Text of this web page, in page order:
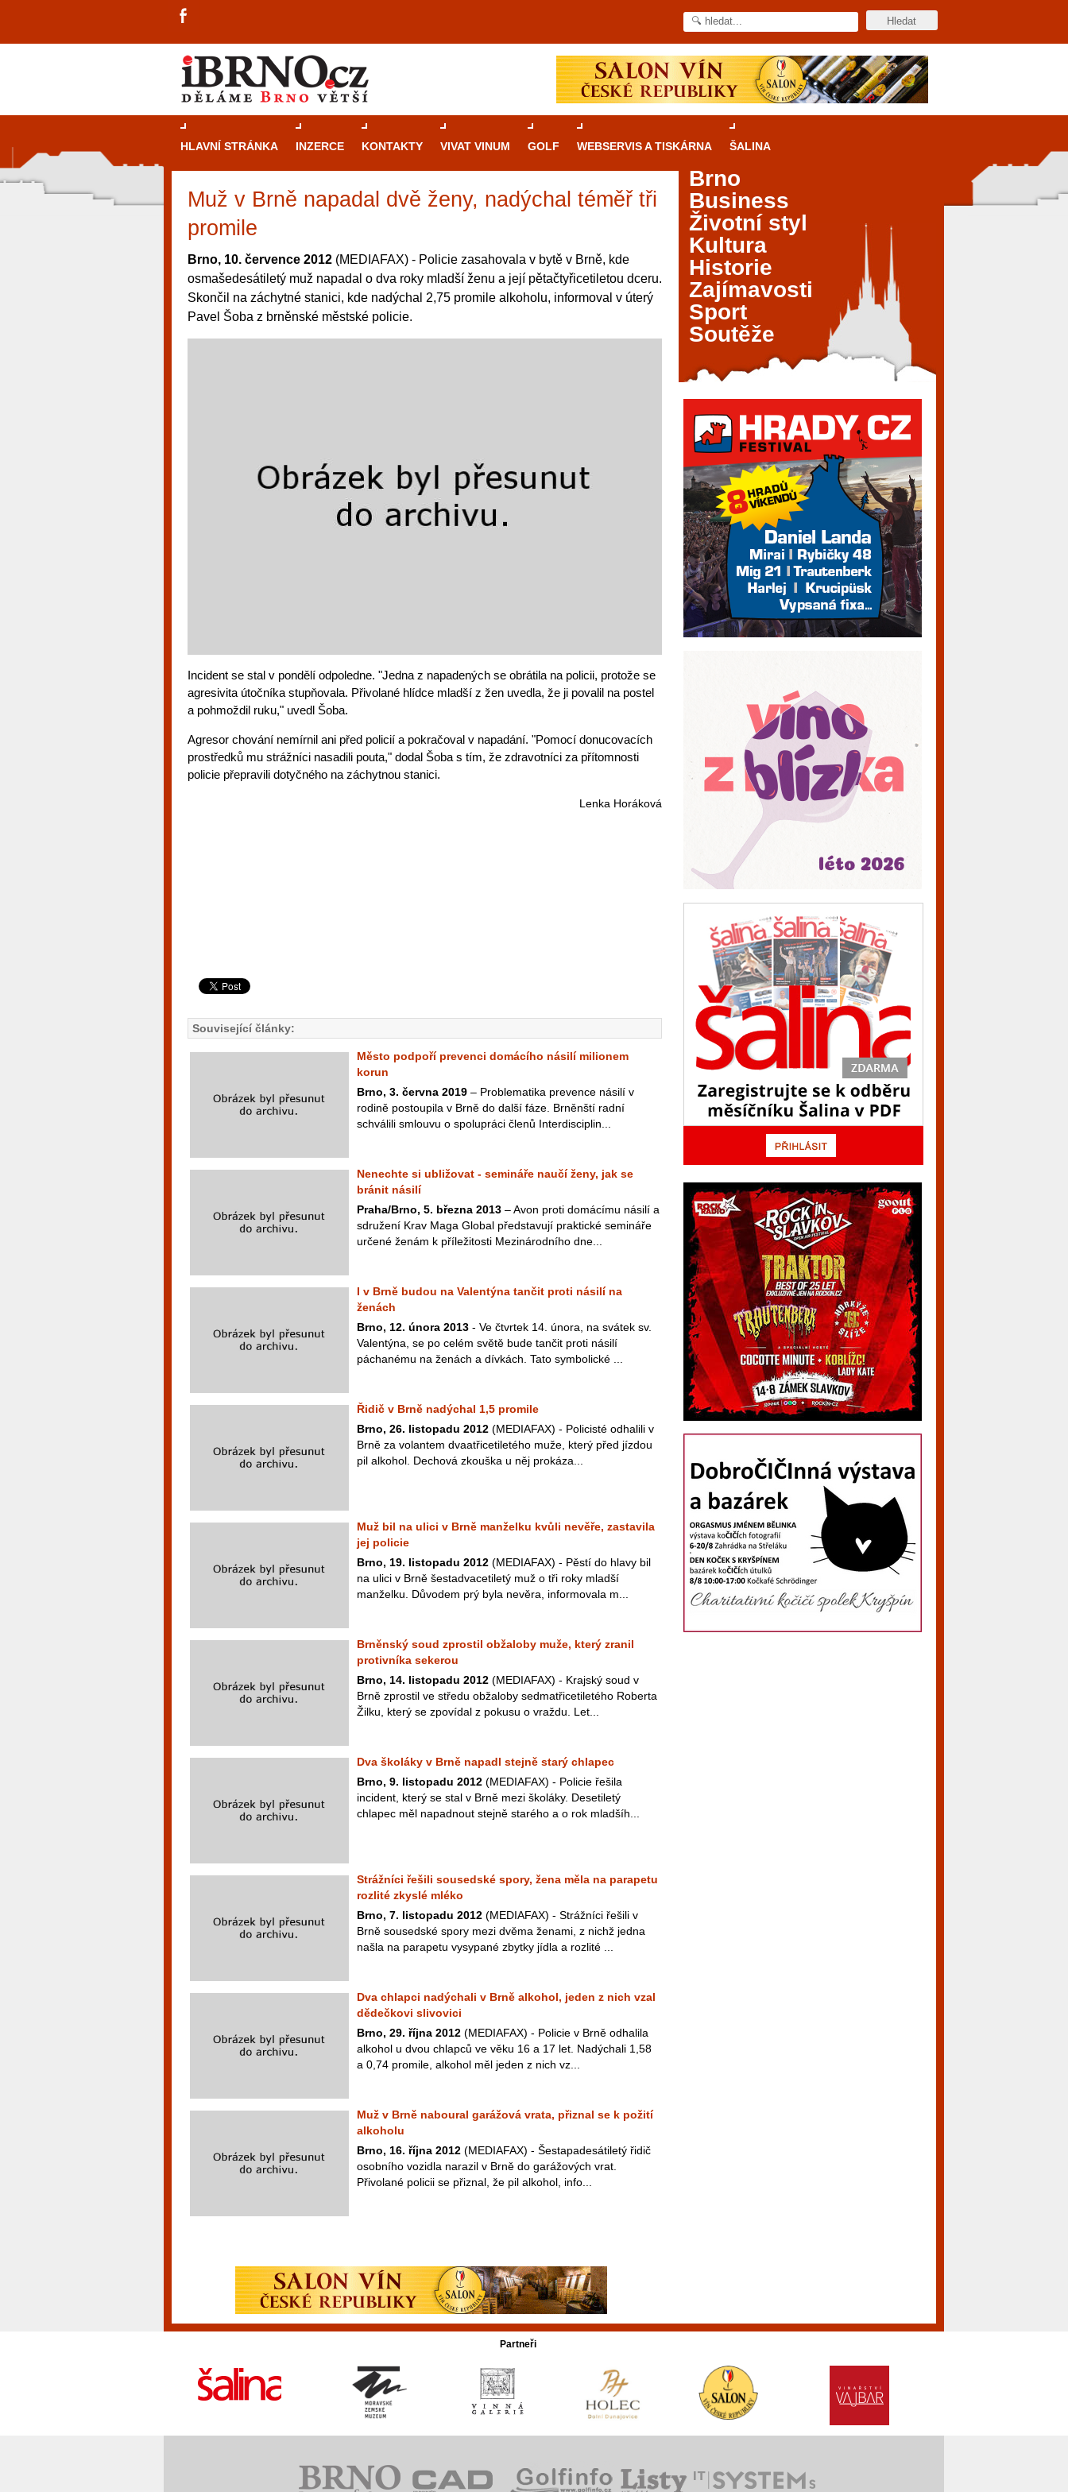
HLAVNÍ STRÁNKA INZERCE KONTAKTY VIVAT VINUM GOLF WEBSERVIS A TISKÁRNA ŠALINA
Muž v Brně napadal dvě ženy, nadýchal téměř tři
promile
Brno, 10. července 2012 (MEDIAFAX) - Policie zasahovala v bytě v Brně, kde
osmašedesátiletý muž napadal o dva roky mladší ženu a její pětačtyřicetiletou dceru.
Skončil na záchytné stanici, kde nadýchal 2,75 promile alkoholu, informoval v úterý
Pavel Šoba z brněnské městské policie.
Incident se stal v pondělí odpoledne. "Jedna z napadených se obrátila na policii, protože se
agresivita útočníka stupňovala. Přivolané hlídce mladší z žen uvedla, že ji povalil na postel
a pohmoždil ruku," uvedl Šoba.
Agresor chování nemírnil ani před policií a pokračoval v napadání. "Pomocí donucovacích
prostředků mu strážníci nasadili pouta," dodal Šoba s tím, že zdravotníci za přítomnosti
policie přepravili dotyčného na záchytnou stanici.
Lenka Horáková
Související články:
Město podpoří prevenci domácího násilí milionem
korun
Brno, 3. června 2019 – Problematika prevence násilí v
rodině postoupila v Brně do další fáze. Brněnští radní
schválili smlouvu o spolupráci členů Interdisciplin...
Nenechte si ubližovat - semináře naučí ženy, jak se
bránit násilí
Praha/Brno, 5. března 2013 – Avon proti domácímu násilí a
sdružení Krav Maga Global představují praktické semináře
určené ženám k příležitosti Mezinárodního dne...
I v Brně budou na Valentýna tančit proti násilí na
ženách
Brno, 12. února 2013 - Ve čtvrtek 14. února, na svátek sv.
Valentýna, se po celém světě bude tančit proti násilí
páchanému na ženách a dívkách. Tato symbolické ...
Řidič v Brně nadýchal 1,5 promile
Brno, 26. listopadu 2012 (MEDIAFAX) - Policisté odhalili v
Brně za volantem dvaatřicetiletého muže, který před jízdou
pil alkohol. Dechová zkouška u něj prokáza...
Muž bil na ulici v Brně manželku kvůli nevěře, zastavila
jej policie
Brno, 19. listopadu 2012 (MEDIAFAX) - Pěstí do hlavy bil
na ulici v Brně šestadvacetiletý muž o tři roky mladší
manželku. Důvodem prý byla nevěra, informovala m...
Brněnský soud zprostil obžaloby muže, který zranil
protivníka sekerou
Brno, 14. listopadu 2012 (MEDIAFAX) - Krajský soud v
Brně zprostil ve středu obžaloby sedmatřicetiletého Roberta
Žilku, který se zpovídal z pokusu o vraždu. Let...
Dva školáky v Brně napadl stejně starý chlapec
Brno, 9. listopadu 2012 (MEDIAFAX) - Policie řešila
incident, který se stal v Brně mezi školáky. Desetiletý
chlapec měl napadnout stejně starého a o rok mladšíh...
Strážníci řešili sousedské spory, žena měla na parapetu
rozlité zkyslé mléko
Brno, 7. listopadu 2012 (MEDIAFAX) - Strážníci řešili v
Brně sousedské spory mezi dvěma ženami, z nichž jedna
našla na parapetu vysypané zbytky jídla a rozlité ...
Dva chlapci nadýchali v Brně alkohol, jeden z nich vzal
dědečkovi slivovici
Brno, 29. října 2012 (MEDIAFAX) - Policie v Brně odhalila
alkohol u dvou chlapců ve věku 16 a 17 let. Nadýchali 1,58
a 0,74 promile, alkohol měl jeden z nich vz...
Muž v Brně naboural garážová vrata, přiznal se k požití
alkoholu
Brno, 16. října 2012 (MEDIAFAX) - Šestapadesátiletý řidič
osobního vozidla narazil v Brně do garážových vrat.
Přivolané policii se přiznal, že pil alkohol, info...
Průvodcekasinovými hrami v Brně: Od
Brno je městem známým pro zajímavé památky, skvělé
restaurace, divadla a univerzity. Mimo jiné je ale také
místem, kde si můžete legálně a bezpečně vyzkoušet
různé kasinové hry. V neustále kvetoucí moravské
metropoli naleznete širokou nabídku her od klasické
Brno
Business
Životní styl
Kultura
Historie
Zajímavosti
Sport
Soutěže
Partneři